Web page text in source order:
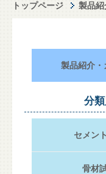
トップページ 製品紹
製品紹介・
分類
セメン
骨材